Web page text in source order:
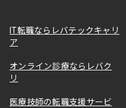
IT転職ならレバテックキャリ
ア
オンライン診療ならレバク
リ
医療技師の転職支援サービ